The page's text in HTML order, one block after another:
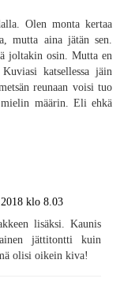
Olen monta kertaa
mutta aina jätän sen.
joltakin osin. Mutta en
katsellessa jäin
reunaan voisi tuo
määrin. Eli ehkä
klo 8.03
lisäksi. Kaunis
jättitontti kuin
olisi oikein kiva!